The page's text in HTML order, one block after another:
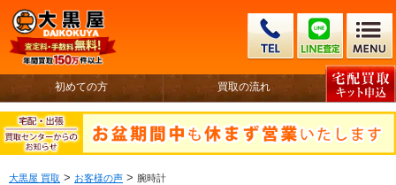
初めての方 買取の流れ
大黒屋 買取 > お客様の声 > 腕時計